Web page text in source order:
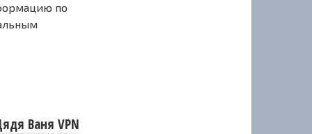
по
Ваня VPN